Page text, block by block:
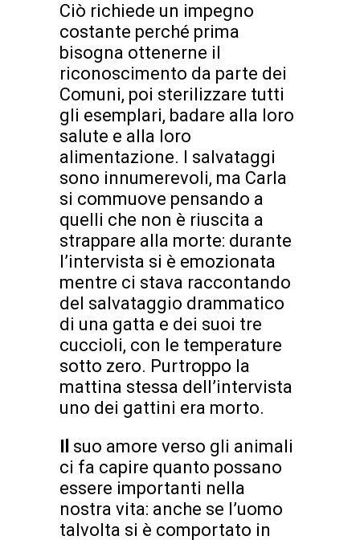
Ciò richiede un impegno
costante perché prima
bisogna ottenerne il
riconoscimento da parte dei
Comuni, poi sterilizzare tutti
gli esemplari, badare alla loro
salute e alla loro
alimentazione. I salvataggi
sono innumerevoli, ma Carla
si commuove pensando a
quelli che non è riuscita a
strappare alla morte: durante
l’intervista si è emozionata
mentre ci stava raccontando
del salvataggio drammatico
di una gatta e dei suoi tre
cuccioli, con le temperature
sotto zero. Purtroppo la
mattina stessa dell’intervista
uno dei gattini era morto.
Il suo amore verso gli animali
ci fa capire quanto possano
essere importanti nella
nostra vita: anche se l’uomo
talvolta si è comportato in